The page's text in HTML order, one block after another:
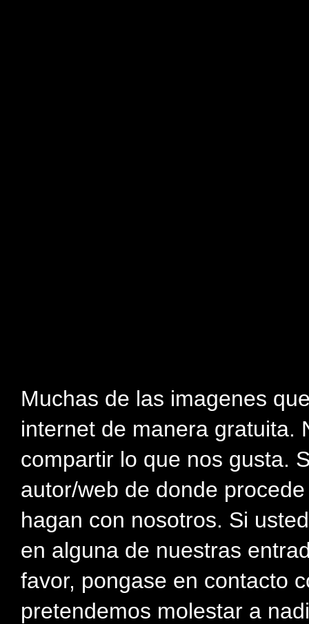
Muchas de las imagenes
internet de manera gratuita.
compartir lo que nos gusta.
autor/web de donde
hagan con nosotros. Si
en alguna de nuestras
favor, pongase en contacto
pretendemos molestar a